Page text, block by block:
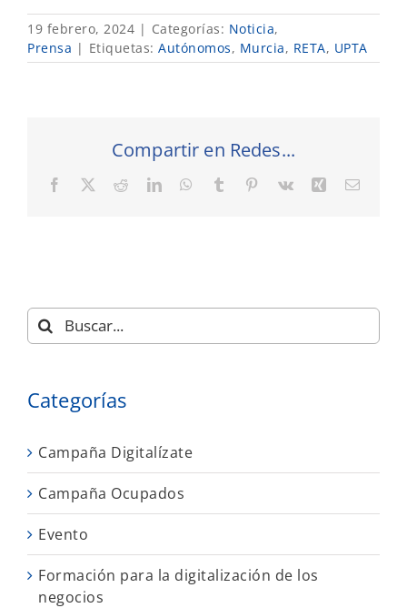
19 febrero, 2024 | Categorías: Noticia,
Prensa | Etiquetas: Autónomos, Murcia, RETA, UPTA
Compartir en Redes...
Facebook RedditLinkedInWhatsApp
Tumblr Pinterest
Vk XingCorreo
Buscar:
Categorías
Campaña Digitalízate
Campaña Ocupados
Evento
Formación para la digitalización de los
negocios